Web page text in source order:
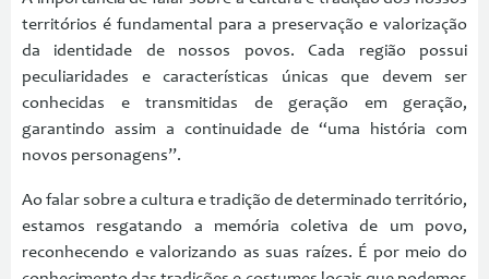
territórios é fundamental para a preservação e valorização
da identidade de nossos povos. Cada região possui
peculiaridades e características únicas que devem ser
conhecidas e transmitidas de geração em geração,
garantindo assim a continuidade de “uma história com
novos personagens”.
Ao falar sobre a cultura e tradição de determinado território,
estamos resgatando a memória coletiva de um povo,
reconhecendo e valorizando as suas raízes. É por meio do